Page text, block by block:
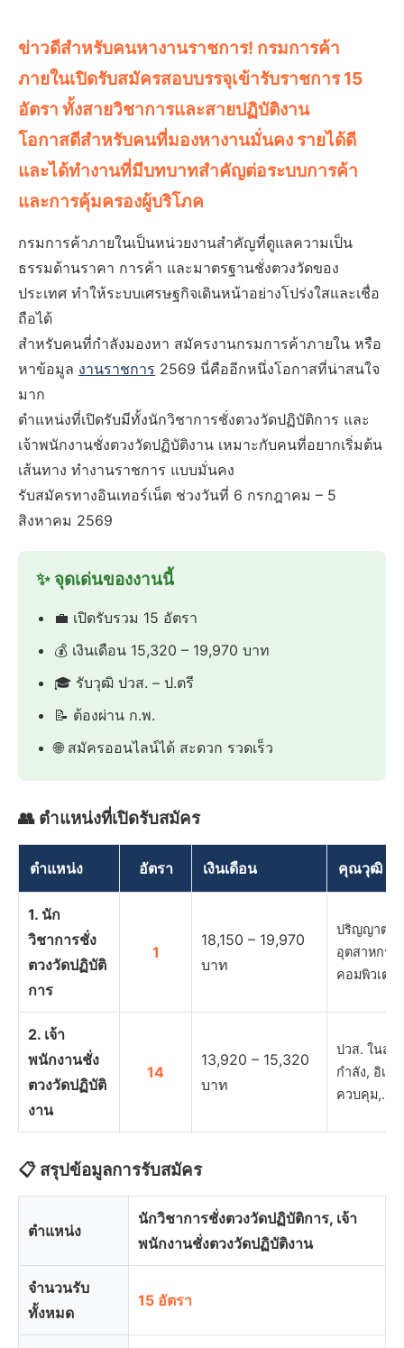
ข่าวดีสำหรับคนหางานราชการ! กรมการค้า
ภายในเปิดรับสมัครสอบบรรจุเข้ารับราชการ 15
อัตรา ทั้งสายวิชาการและสายปฏิบัติงาน
โอกาสดีสำหรับคนที่มองหางานมั่นคง รายได้ดี
และได้ทำงานที่มีบทบาทสำคัญต่อระบบการค้า
และการคุ้มครองผู้บริโภค
กรมการค้าภายในเป็นหน่วยงานสำคัญที่ดูแลความเป็น
ธรรมด้านราคา การค้า และมาตรฐานชั่งตวงวัดของ
ประเทศ ทำให้ระบบเศรษฐกิจเดินหน้าอย่างโปร่งใสและเชื่อ
ถือได้
สำหรับคนที่กำลังมองหา สมัครงานกรมการค้าภายใน หรือ
หาข้อมูล งานราชการ 2569 นี่คืออีกหนึ่งโอกาสที่น่าสนใจ
มาก
ตำแหน่งที่เปิดรับมีทั้งนักวิชาการชั่งตวงวัดปฏิบัติการ และ
เจ้าพนักงานชั่งตวงวัดปฏิบัติงาน เหมาะกับคนที่อยากเริ่มต้น
เส้นทาง ทำงานราชการ แบบมั่นคง
รับสมัครทางอินเทอร์เน็ต ช่วงวันที่ 6 กรกฎาคม – 5
สิงหาคม 2569
✨ จุดเด่นของงานนี้
💼 เปิดรับรวม 15 อัตรา
💰 เงินเดือน 15,320 – 19,970 บาท
🎓 รับวุฒิ ปวส. – ป.ตรี
📝 ต้องผ่าน ก.พ.
🌐 สมัครออนไลน์ได้ สะดวก รวดเร็ว
👥 ตำแหน่งที่เปิดรับสมัคร
ตำแหน่ง อัตรา เงินเดือน คุณวุฒิ
1. นัก
วิชาการชั่ง
ตวงวัดปฏิบัติ
การ
1
18,150 – 19,970
บาท
ปริญญาตรี
อุตสาหกรร
คอมพิวเต
2. เจ้า
พนักงานชั่ง
ตวงวัดปฏิบัติ
งาน
14
13,920 – 15,320
บาท
ปวส. ในสา
กำลัง, อิเล็
ควบคุม,…
📋 สรุปข้อมูลการรับสมัคร
ตำแหน่ง
นักวิชาการชั่งตวงวัดปฏิบัติการ, เจ้า
พนักงานชั่งตวงวัดปฏิบัติงาน
จำนวนรับ
ทั้งหมด
15 อัตรา